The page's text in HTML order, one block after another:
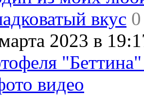
вкус 0
2023 в
видео